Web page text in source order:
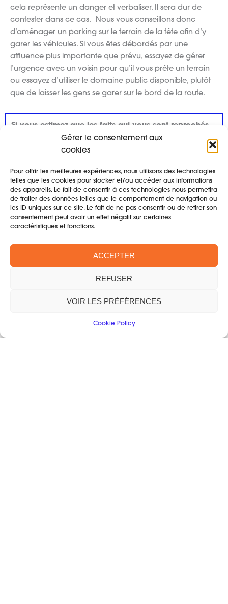
Gérer le consentement aux
cookies
Pour offrir les meilleures expériences, nous utilisons des technologies
telles que les cookies pour stocker et/ou accéder aux informations
des appareils. Le fait de consentir à ces technologies nous permettra
de traiter des données telles que le comportement de navigation ou
les ID uniques sur ce site. Le fait de ne pas consentir ou de retirer son
consentement peut avoir un effet négatif sur certaines
caractéristiques et fonctions.
ACCEPTER
REFUSER
VOIR LES PRÉFÉRENCES
Cookie Policy
cela représente un danger et verbaliser. Il sera dur de
contester dans ce cas.
Nous vous conseillons donc
d’aménager un parking sur le terrain de la fête afin d’y
garer les véhicules. Si vous êtes débordés par une
affluence plus importante que prévu, essayez de gérer
l’urgence avec un voisin pour qu’il vous prête un terrain
ou essayez d’utiliser le domaine public disponible, plutôt
que de laisser les gens se garer sur le bord de la route.
Si vous estimez que les faits qui vous sont reprochés
ne correspondent pas à la réalité ?
Téléchargez le guide FSJS (Fonds de Soutien Juridique
contravention.
TÉLÉCHARGER LE GUIDE ICI
Les petites fiches